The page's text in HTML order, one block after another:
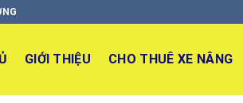
GIỚI THIỆU CHO THUÊ XE NÂNG